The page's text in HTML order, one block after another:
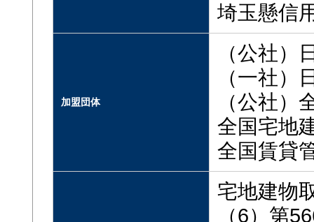
埼玉懸信
加盟団体
（公社）
（一社）
（公社）
全国宅地
全国賃貸
宅地建
（6）第